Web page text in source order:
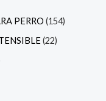
PERRO 154
22